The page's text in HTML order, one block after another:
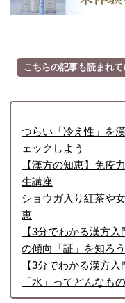
こちらの記事も読まれ
つらい「冷え性」を
ェックしよう
【漢方の知恵】免
生講座
ショウガ入り紅茶や
恵
【3分でわかる漢方
の傾向「証」を知ろう
【3分でわかる漢方
「水」ってどんなも